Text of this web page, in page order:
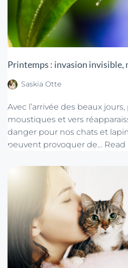
Printemps : invasion invisible,
Saskia Otte
Avec l’arrivée des beaux
moustiques et vers
danger pour nos chats et
peuvent provoquer de… Read